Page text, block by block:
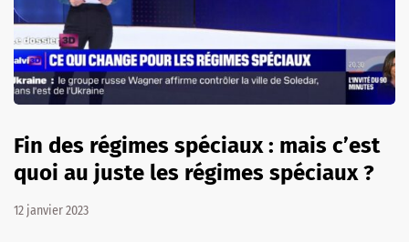
Fin des régimes spéciaux : mais c’est
quoi au juste les régimes spéciaux ?
12 janvier 2023